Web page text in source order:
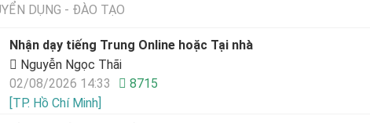
DỤNG - ĐÀO TẠO
Nhận dạy tiếng Trung Online hoặc Tại nhà
Nguyễn Ngọc Thãi
02/08/2026 14:33
8715
[TP. Hồ Chí Minh]